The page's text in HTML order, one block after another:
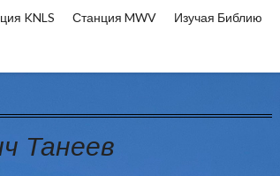
KNLS Станция MWV Изучая Библию
Танеев